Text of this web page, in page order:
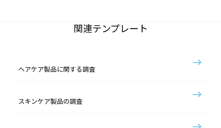
関連テンプレート
ヘアケア製品に関する調査
スキンケア製品の調査